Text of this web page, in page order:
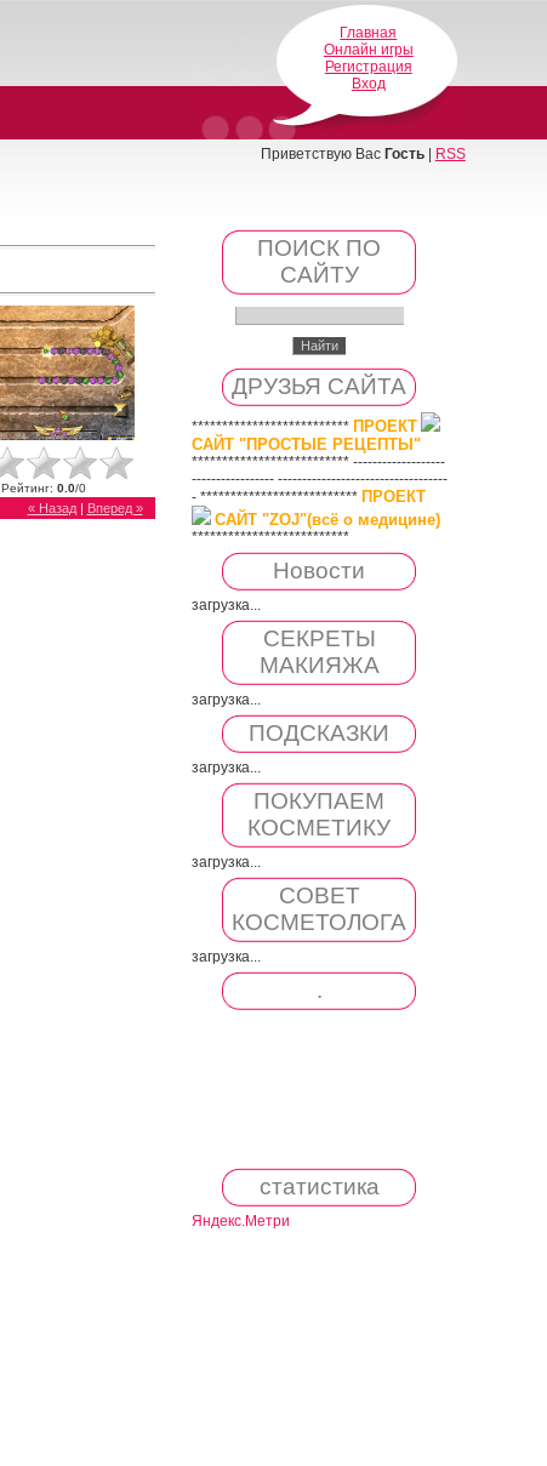
Главная
Онлайн игры
Регистрация
Вход
Приветствую Вас Гость| RSS
Рейтинг: 0.0/0
« Назад| Вперед »
ПОИСК ПО
САЙТУ
ДРУЗЬЯ САЙТА
************************** ПРОЕКТ
САЙТ "ПРОСТЫЕ РЕЦЕПТЫ"
************************** -------------------
----------------- -----------------------------------
- ************************** ПРОЕКТ
САЙТ "ZOJ"(всё о медицине)
**************************
Новости
загрузка...
СЕКРЕТЫ
МАКИЯЖА
загрузка...
ПОДСКАЗКИ
загрузка...
ПОКУПАЕМ
КОСМЕТИКУ
загрузка...
СОВЕТ
КОСМЕТОЛОГА
загрузка...
.
статистика